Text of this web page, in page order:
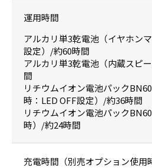
運用時間
アルカリ単3乾電池（イヤホン
設定）/約60時間
アルカリ単3乾電池（内蔵スピ
間
リチウムイオン電池パック
時：LED OFF設定）/約36時間
リチウムイオン電池パック
時）/約24時間
充電時間（別売オプション使用